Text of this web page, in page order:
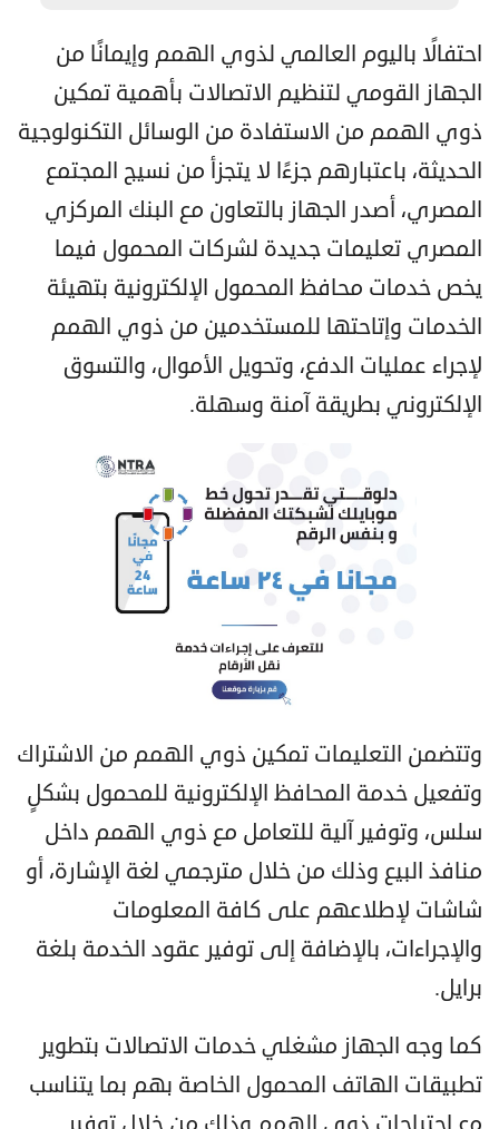
احتفالًا باليوم العالمي لذوي الهمم وإيمانًا من
الجهاز القومي لتنظيم الاتصالات بأهمية تمكين
ذوي الهمم من الاستفادة من الوسائل التكنولوجية
الحديثة، باعتبارهم جزءًا لا يتجزأ من نسيج المجتمع
المصري، أصدر الجهاز بالتعاون مع البنك المركزي
المصري تعليمات جديدة لشركات المحمول فيما
يخص خدمات محافظ المحمول الإلكترونية بتهيئة
الخدمات وإتاحتها للمستخدمين من ذوي الهمم
لإجراء عمليات الدفع، وتحويل الأموال، والتسوق
الإلكتروني بطريقة آمنة وسهلة.
وتتضمن التعليمات تمكين ذوي الهمم من الاشتراك
وتفعيل خدمة المحافظ الإلكترونية للمحمول بشكلٍ
سلس، وتوفير آلية للتعامل مع ذوي الهمم داخل
منافذ البيع وذلك من خلال مترجمي لغة الإشارة، أو
شاشات لإطلاعهم على كافة المعلومات
والإجراءات، بالإضافة إلى توفير عقود الخدمة بلغة
برايل.
كما وجه الجهاز مشغلي خدمات الاتصالات بتطوير
تطبيقات الهاتف المحمول الخاصة بهم بما يتناسب